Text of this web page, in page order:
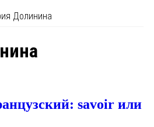
Долинина
savoir или